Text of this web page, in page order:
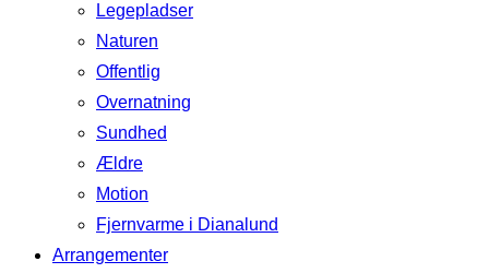
Legepladser
Naturen
Offentlig
Overnatning
Sundhed
Ældre
Motion
Fjernvarme i Dianalund
Arrangementer